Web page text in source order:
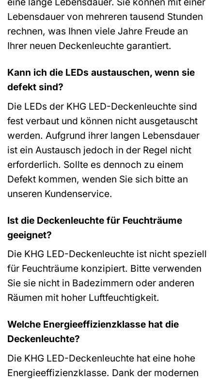
Lebensdauer von mehreren tausend Stunden
rechnen, was Ihnen viele Jahre Freude an
Ihrer neuen Deckenleuchte garantiert.
Kann ich die LEDs austauschen, wenn sie
defekt sind?
Die LEDs der KHG LED-Deckenleuchte sind
fest verbaut und können nicht ausgetauscht
werden. Aufgrund ihrer langen Lebensdauer
ist ein Austausch jedoch in der Regel nicht
erforderlich. Sollte es dennoch zu einem
Defekt kommen, wenden Sie sich bitte an
unseren Kundenservice.
Ist die Deckenleuchte für Feuchträume
geeignet?
Die KHG LED-Deckenleuchte ist nicht speziell
für Feuchträume konzipiert. Bitte verwenden
Sie sie nicht in Badezimmern oder anderen
Räumen mit hoher Luftfeuchtigkeit.
Welche Energieeffizienzklasse hat die
Deckenleuchte?
Die KHG LED-Deckenleuchte hat eine hohe
Energieeffizienzklasse. Dank der modernen